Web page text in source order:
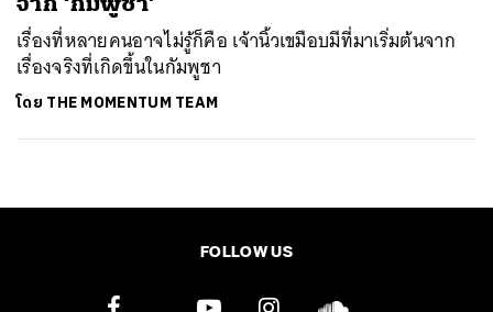
เรื่องที่หลายคนอาจไม่รู้ก็คือ เจ้านิ้วเขมือบมีที่มาเริ่มต้นจาก
เรื่องจริงที่เกิดขึ้นในกัมพูชา
โดย THE MOMENTUM TEAM
FOLLOW US